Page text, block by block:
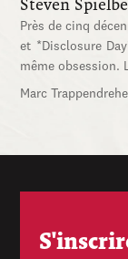
Steven
Près de cinq
et *Disclosure
même obsession.
Marc